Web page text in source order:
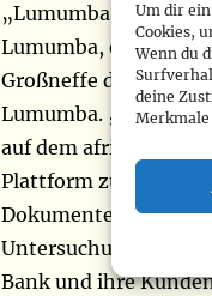
Um dir
Cookies,
Wenn du
deine
„Lumumba Papers“
Lumumba, einem
Großneffe des
Lumumba. „Kongo-
auf dem
Plattform zum Schutz
Dokumente über die
Untersuchung
Bank und ihre